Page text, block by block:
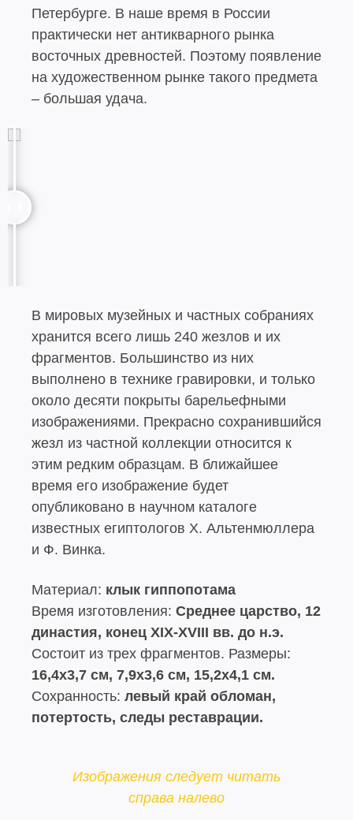
Петербурге. В наше время в России
практически нет антикварного рынка
восточных древностей. Поэтому появление
на художественном рынке такого предмета
– большая удача.
В мировых музейных и частных собраниях
хранится всего лишь 240 жезлов и их
фрагментов. Большинство из них
выполнено в технике гравировки, и только
около десяти покрыты барельефными
изображениями. Прекрасно сохранившийся
жезл из частной коллекции относится к
этим редким образцам. В ближайшее
время его изображение будет
опубликовано в научном каталоге
известных египтологов Х. Альтенмюллера
и Ф. Винка.
Материал: клык гиппопотама
Время изготовления: Среднее царство, 12
династия, конец XIX-XVIII вв. до н.э.
Состоит из трех фрагментов. Размеры:
16,4х3,7 см, 7,9х3,6 см, 15,2х4,1 см.
Сохранность: левый край обломан,
потертость, следы реставрации.
Изображения следует читать
справа налево